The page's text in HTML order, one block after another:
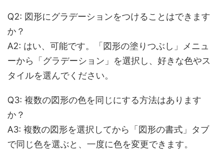
Q2: 図形にグラデーションをつけることはできます
か？
A2: はい、可能です。「図形の塗りつぶし」メニュ
ーから「グラデーション」を選択し、好きな色やス
タイルを選んでください。
Q3: 複数の図形の色を同じにする方法はあります
か？
A3: 複数の図形を選択してから「図形の書式」タブ
で同じ色を選ぶと、一度に色を変更できます。